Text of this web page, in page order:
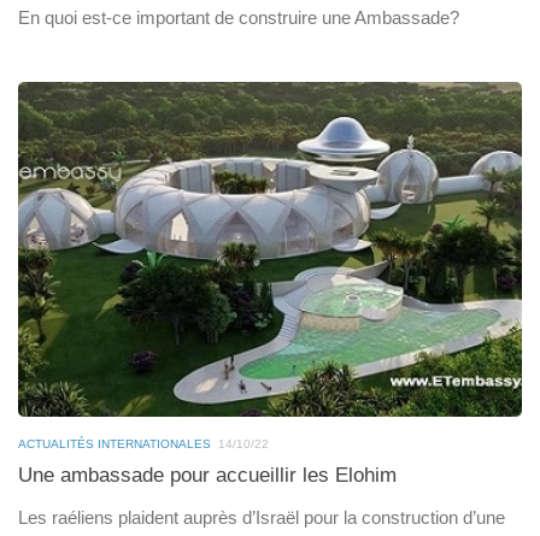
En quoi est-ce important de construire une Ambassade?
ACTUALITÉS INTERNATIONALES 14/10/22
Une ambassade pour accueillir les Elohim
Les raéliens plaident auprès d’Israël pour la construction d’une